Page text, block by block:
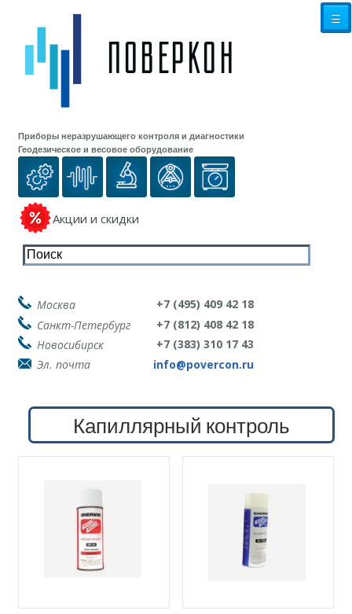
Приборы неразрушающего контроля и диагностики
Геодезическое и весовое оборудование
Акции и скидки
☰
Москва
+7 (495) 409 42 18
Санкт-Петербург
+7 (812) 408 42 18
Новосибирск
+7 (383) 310 17 43
Эл. почта
info@povercon.ru
Капиллярный контроль